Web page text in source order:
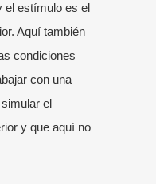
el estímulo es el
Aquí también
condiciones
con una
el
y que aquí no